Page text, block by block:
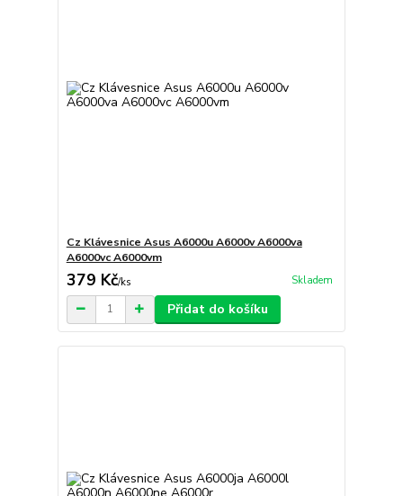
Cz Klávesnice Asus A6000u A6000v A6000va
A6000vc A6000vm
379 Kč/ks Skladem
Přidat do košíku